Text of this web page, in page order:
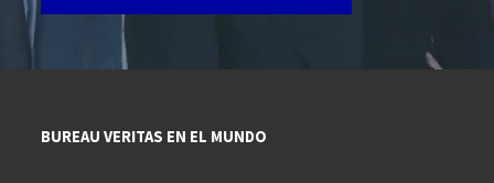
BUREAU VERITAS EN EL MUNDO